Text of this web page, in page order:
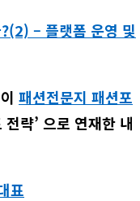
– 플랫폼 운영 및
패션전문지 패션포
략’ 으로 연재한 내
표